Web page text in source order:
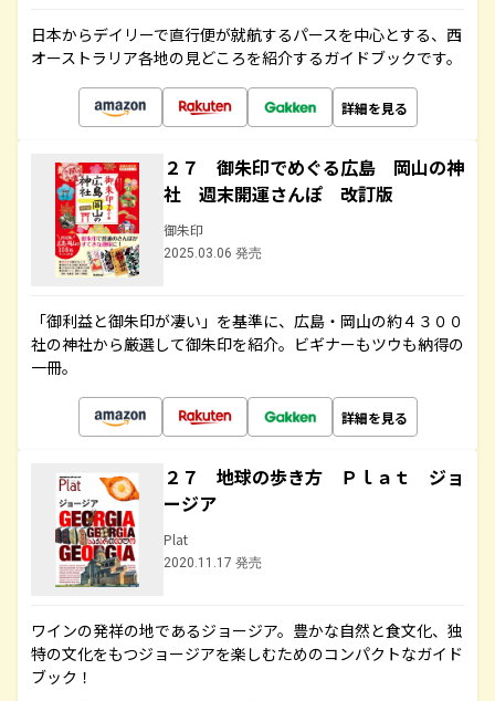
日本からデイリーで直行便が就航するパースを中心とする、西
オーストラリア各地の見どころを紹介するガイドブックです。
詳細を見る
２７ 御朱印でめぐる広島 岡山の神
社 週末開運さんぽ 改訂版
御朱印
2025.03.06 発売
「御利益と御朱印が凄い」を基準に、広島・岡山の約４３００
社の神社から厳選して御朱印を紹介。ビギナーもツウも納得の
一冊。
詳細を見る
２７ 地球の歩き方 Ｐｌａｔ ジョ
ージア
Plat
2020.11.17 発売
ワインの発祥の地であるジョージア。豊かな自然と食文化、独
特の文化をもつジョージアを楽しむためのコンパクトなガイド
ブック！